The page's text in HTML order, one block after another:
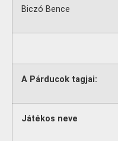
Biczó Bence
A Párducok tagjai:
Játékos neve